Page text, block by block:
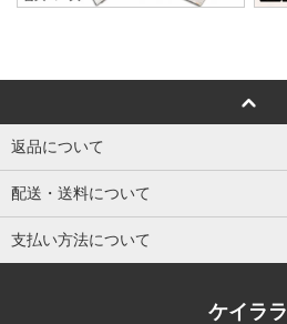
返品について
配送・送料について
支払い方法について
ケイララ